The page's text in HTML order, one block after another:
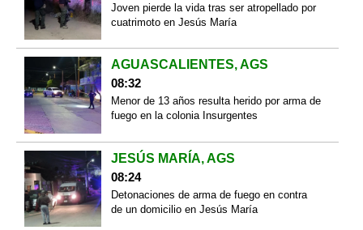
Joven pierde la vida tras ser atropellado por
cuatrimoto en Jesús María
AGUASCALIENTES, AGS
08:32
Menor de 13 años resulta herido por arma de
fuego en la colonia Insurgentes
JESÚS MARÍA, AGS
08:24
Detonaciones de arma de fuego en contra
de un domicilio en Jesús María